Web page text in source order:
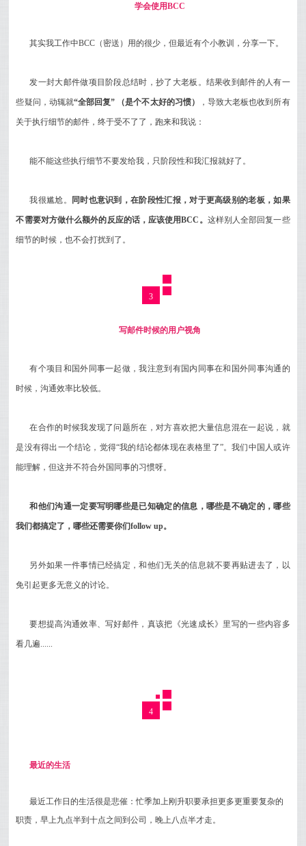
学会使用BCC
其实我工作中BCC（密送）用的很少，但最近有个小教训，分享一下。
发一封大邮件做项目阶段总结时，抄了大老板。结果收到邮件的人有一
些疑问，动辄就“全部回复” （是个不太好的习惯） ，导致大老板也收到所有
关于执行细节的邮件，终于受不了了，跑来和我说：
能不能这些执行细节不要发给我，只阶段性和我汇报就好了。
我很尴尬。 同时也意识到，在阶段性汇报，对于更高级别的老板，如果
不需要对方做什么额外的反应的话，应该使用BCC。 这样别人全部回复一些
细节的时候，也不会打扰到了。
3
写邮件时候的用户视角
有个项目和国外同事一起做，我注意到有国内同事在和国外同事沟通的
时候，沟通效率比较低。
在合作的时候我发现了问题所在，对方喜欢把大量信息混在一起说，就
是没有得出一个结论，觉得“我的结论都体现在表格里了”。我们中国人或许
能理解，但这并不符合外国同事的习惯呀。
和他们沟通一定要写明哪些是已知确定的信息，哪些是不确定的，哪些
我们都搞定了，哪些还需要你们follow up。
另外如果一件事情已经搞定，和他们无关的信息就不要再贴进去了，以
免引起更多无意义的讨论。
要想提高沟通效率、写好邮件，真该把《光速成长》里写的一些内容多
看几遍......
4
最近的生活
最近工作日的生活很是悲催：忙季加上刚升职要承担更多更重要复杂的
职责，早上九点半到十点之间到公司，晚上八点半才走。